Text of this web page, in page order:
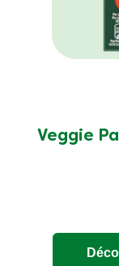
Veggie